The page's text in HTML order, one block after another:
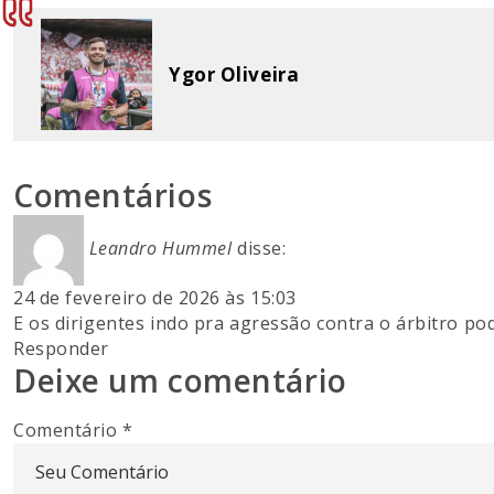
Ygor Oliveira
Comentários
Leandro Hummel disse:
24 de fevereiro de 2026 às 15:03
E os dirigentes indo pra agressão contra o árbitro
Responder
Deixe um comentário
Comentário*